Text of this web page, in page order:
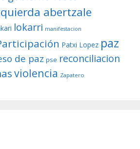
abertzale
lokarri manifestacion
Patxi Lopez paz
de paz pse reconciliacion
violencia Zapatero